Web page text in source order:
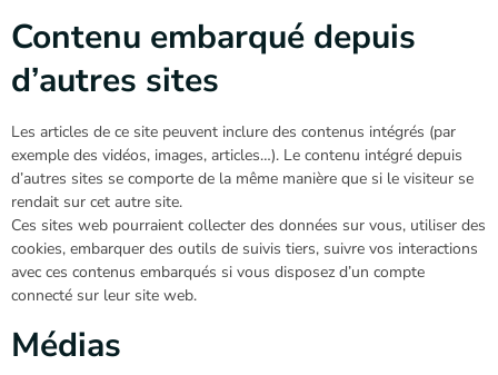
Contenu embarqué depuis
d’autres sites
Les articles de ce site peuvent inclure des contenus intégrés (par
exemple des vidéos, images, articles…). Le contenu intégré depuis
d’autres sites se comporte de la même manière que si le visiteur se
rendait sur cet autre site.
Ces sites web pourraient collecter des données sur vous, utiliser des
cookies, embarquer des outils de suivis tiers, suivre vos interactions
avec ces contenus embarqués si vous disposez d’un compte
connecté sur leur site web.
Médias